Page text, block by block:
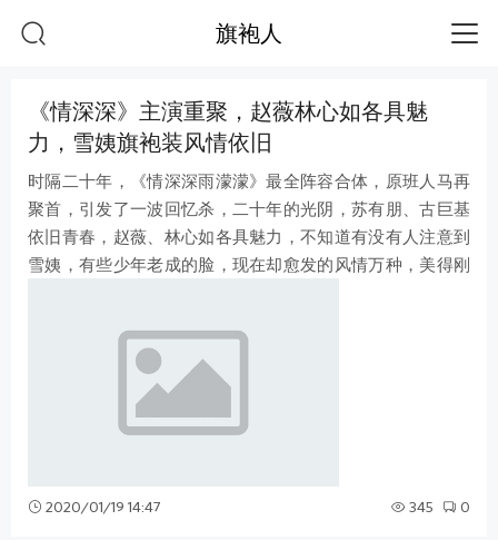
旗袍人
《情深深》主演重聚，赵薇林心如各具魅
力，雪姨旗袍装风情依旧
时隔二十年，《情深深雨濛濛》最全阵容合体，原班人马再
聚首，引发了一波回忆杀，二十年的光阴，苏有朋、古巨基
依旧青春，赵薇、林心如各具魅力，不知道有没有人注意到
雪姨，有些少年老成的脸，现在却愈发的风情万种，美得刚
2020/01/19 14:47 345 0